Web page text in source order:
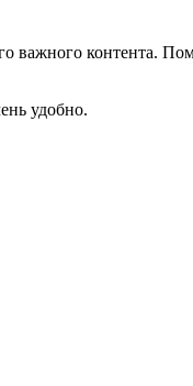
контента.
удобно.